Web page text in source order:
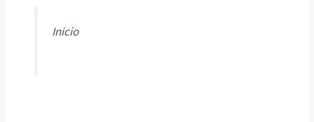
Inicio